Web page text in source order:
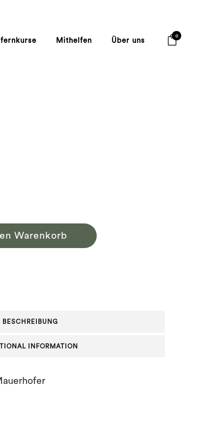
0
Mithelfen Über uns
Warenkorb
BESCHREIBUNG
INFORMATION